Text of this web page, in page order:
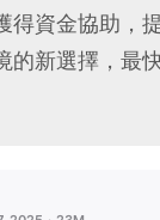
得資金協助，
的新選擇，最